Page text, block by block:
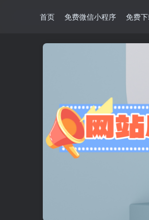
首页 免费微信小程序 免费